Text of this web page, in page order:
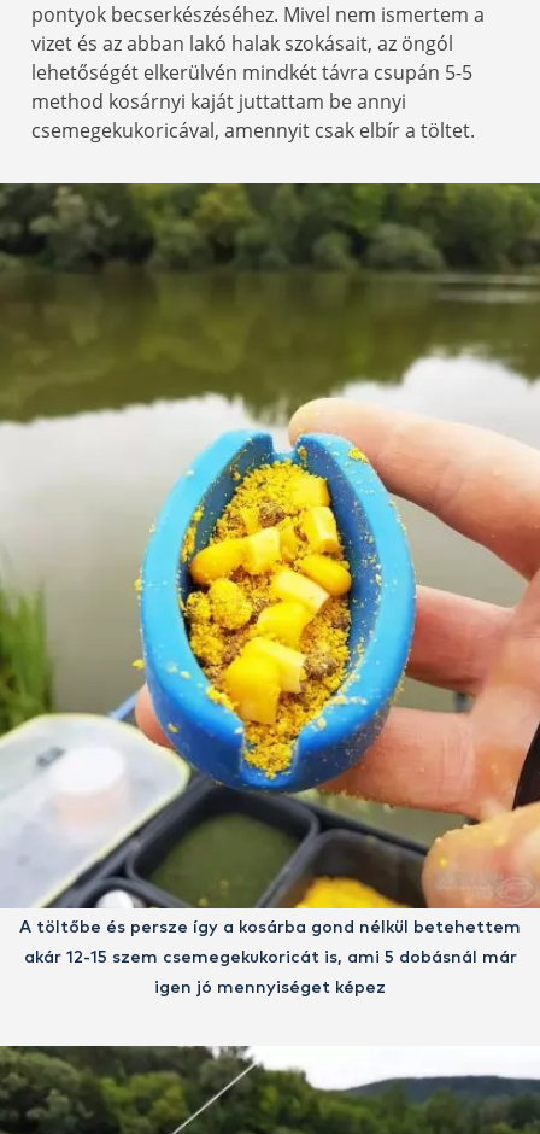
pontyok becserkészéséhez. Mivel nem ismertem a
vizet és az abban lakó halak szokásait, az öngól
lehetőségét elkerülvén mindkét távra csupán 5-5
method kosárnyi kaját juttattam be annyi
csemegekukoricával, amennyit csak elbír a töltet.
A töltőbe és persze így a kosárba gond nélkül betehettem
akár 12-15 szem csemegekukoricát is, ami 5 dobásnál már
igen jó mennyiséget képez